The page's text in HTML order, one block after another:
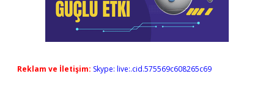
Reklam ve İletişim: Skype: live:.cid.575569c608265c69